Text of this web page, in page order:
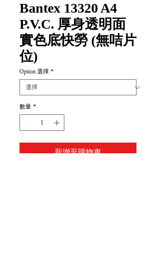
Bantex 13320 A4
P.V.C. 厚身透明面
實色底快勞 (無咭片
位)
Option 選擇 *
數量 *
新增至購物車